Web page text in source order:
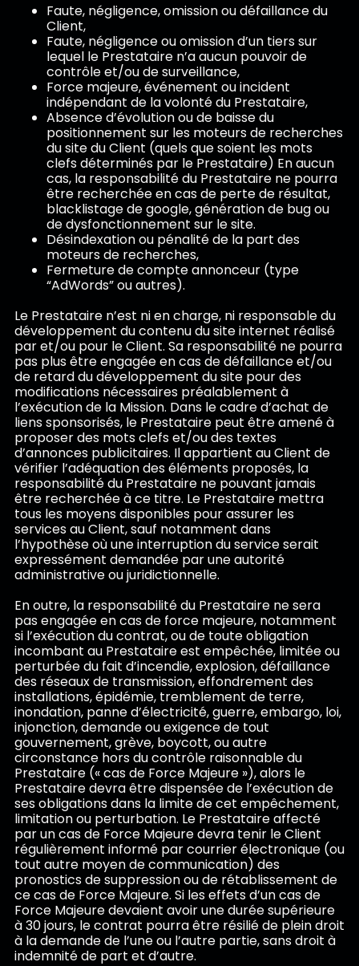
Faute, négligence, omission ou défaillance du
Client,
Faute, négligence ou omission d’un tiers sur
lequel le Prestataire n’a aucun pouvoir de
contrôle et/ou de surveillance,
Force majeure, événement ou incident
indépendant de la volonté du Prestataire,
Absence d’évolution ou de baisse du
positionnement sur les moteurs de recherches
du site du Client (quels que soient les mots
clefs déterminés par le Prestataire) En aucun
cas, la responsabilité du Prestataire ne pourra
être recherchée en cas de perte de résultat,
blacklistage de google, génération de bug ou
de dysfonctionnement sur le site.
Désindexation ou pénalité de la part des
moteurs de recherches,
Fermeture de compte annonceur (type
“AdWords” ou autres).
Le Prestataire n’est ni en charge, ni responsable du
développement du contenu du site internet réalisé
par et/ou pour le Client. Sa responsabilité ne pourra
pas plus être engagée en cas de défaillance et/ou
de retard du développement du site pour des
modifications nécessaires préalablement à
l’exécution de la Mission. Dans le cadre d’achat de
liens sponsorisés, le Prestataire peut être amené à
proposer des mots clefs et/ou des textes
d’annonces publicitaires. Il appartient au Client de
vérifier l’adéquation des éléments proposés, la
responsabilité du Prestataire ne pouvant jamais
être recherchée à ce titre. Le Prestataire mettra
tous les moyens disponibles pour assurer les
services au Client, sauf notamment dans
l’hypothèse où une interruption du service serait
expressément demandée par une autorité
administrative ou juridictionnelle.
En outre, la responsabilité du Prestataire ne sera
pas engagée en cas de force majeure, notamment
si l’exécution du contrat, ou de toute obligation
incombant au Prestataire est empêchée, limitée ou
perturbée du fait d’incendie, explosion, défaillance
des réseaux de transmission, effondrement des
installations, épidémie, tremblement de terre,
inondation, panne d’électricité, guerre, embargo, loi,
injonction, demande ou exigence de tout
gouvernement, grève, boycott, ou autre
circonstance hors du contrôle raisonnable du
Prestataire (« cas de Force Majeure »), alors le
Prestataire devra être dispensée de l’exécution de
ses obligations dans la limite de cet empêchement,
limitation ou perturbation. Le Prestataire affecté
par un cas de Force Majeure devra tenir le Client
régulièrement informé par courrier électronique (ou
tout autre moyen de communication) des
pronostics de suppression ou de rétablissement de
ce cas de Force Majeure. Si les effets d’un cas de
Force Majeure devaient avoir une durée supérieure
à 30 jours, le contrat pourra être résilié de plein droit
à la demande de l’une ou l’autre partie, sans droit à
indemnité de part et d’autre.